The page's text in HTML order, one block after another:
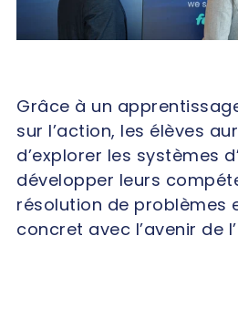
Grâce à un
sur l’action, les élèves
d’explorer les systèmes
développer leurs
résolution de problèmes
concret avec l’avenir de